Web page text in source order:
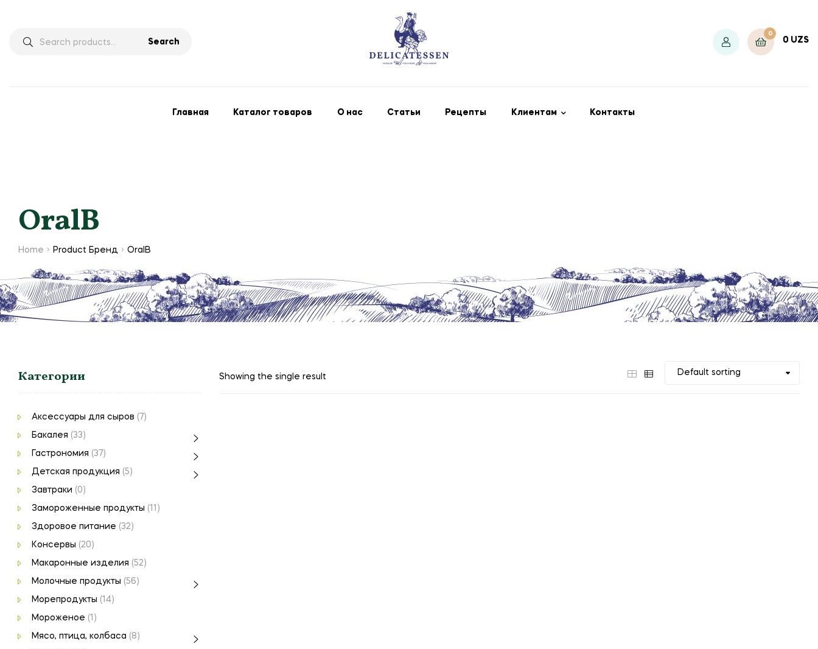
Search
0
0 UZS
Главная Каталог товаров О нас Статьи Рецепты Клиентам Контакты
OralB
Home Product Бренд OralB
Showing the single result
Категории
Аксессуары для сыров (7)
Бакалея (33)
Гастрономия (37)
Детская продукция (5)
Завтраки (0)
Замороженные продукты (11)
Здоровое питание (32)
Консервы (20)
Макаронные изделия (52)
Молочные продукты (56)
Морепродукты (14)
Мороженое (1)
Мясо, птица, колбаса (8)